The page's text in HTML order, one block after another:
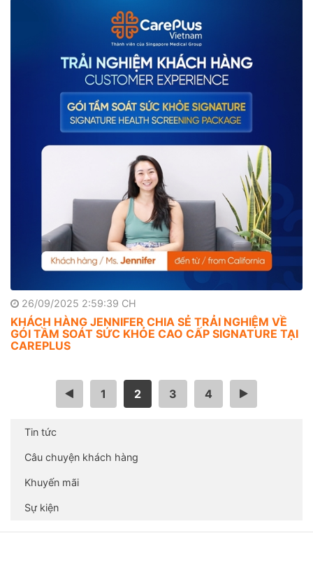
26/09/2025 2:59:39 CH
KHÁCH HÀNG JENNIFER CHIA SẺ TRẢI NGHIỆM VỀ
GÓI TẦM SOÁT SỨC KHỎE CAO CẤP SIGNATURE TẠI
CAREPLUS
< 1 2 3 4 >
Tin tức
Câu chuyện khách hàng
Khuyến mãi
Sự kiện